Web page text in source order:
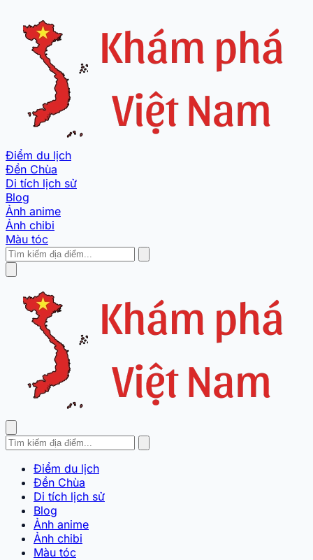
Điểm du lịch
Đền Chùa
Di tích lịch sử
Blog
Ảnh anime
Ảnh chibi
Màu tóc
Điểm du lịch
Đền Chùa
Di tích lịch sử
Blog
Ảnh anime
Ảnh chibi
Màu tóc